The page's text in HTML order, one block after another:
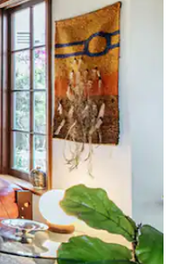
óf door te tikken of swipen.